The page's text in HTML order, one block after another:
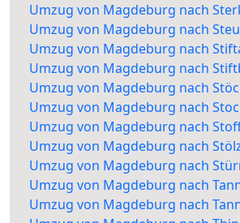
Umzug von Magdeburg nach
Umzug von Magdeburg nach
Umzug von Magdeburg nach
Umzug von Magdeburg nach
Umzug von Magdeburg nach
Umzug von Magdeburg nach
Umzug von Magdeburg nach
Umzug von Magdeburg nach
Umzug von Magdeburg nach
Umzug von Magdeburg nach
Umzug von Magdeburg nach